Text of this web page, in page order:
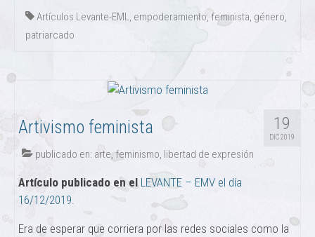
Artículos Levante-EML, empoderamiento, feminista, género,
patriarcado
19
DIC 2019
Artivismo feminista
publicado en: arte,feminismo, libertad de expresión
Artículo publicado en el LEVANTE – EMV el día
16/12/2019.
Era de esperar que corriera por las redes sociales como la